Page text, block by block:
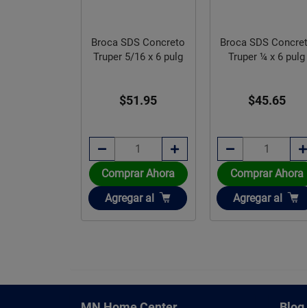
Broca SDS Concreto
Truper ¼ x 6 pulg
$45.65
Comprar Ahora
Añadir
Agregar al
Lona Reforzada 3
m Truper Azul LT-34Z
$345.94
Comprar Ahora
Añadir
Agregar al